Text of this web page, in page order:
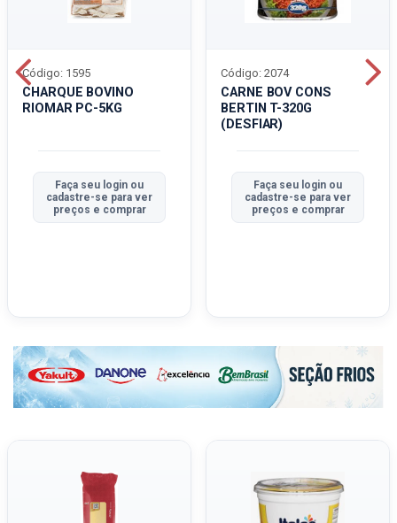
CHARQUE BOVINO
RIOMAR PC-5KG
Código: 1595
Faça seu login ou
cadastre-se para ver
preços e comprar
CARNE BOV CONS
BERTIN T-320G
(DESFIAR)
Código: 2074
Faça seu login ou
cadastre-se para ver
preços e comprar